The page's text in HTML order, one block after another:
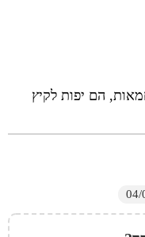
הם יפות לקיץ